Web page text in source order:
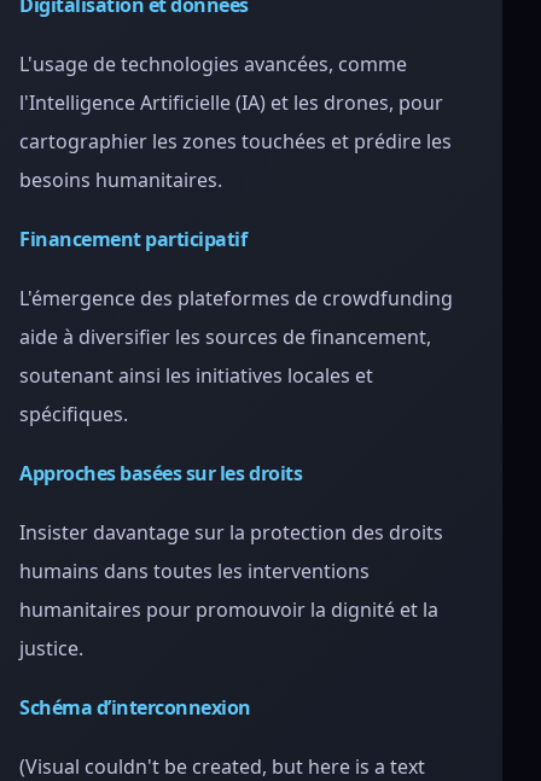
L'usage de technologies avancées, comme
l'Intelligence Artificielle (IA) et les drones, pour
cartographier les zones touchées et prédire les
besoins humanitaires.
Financement participatif
L'émergence des plateformes de crowdfunding
aide à diversifier les sources de financement,
soutenant ainsi les initiatives locales et
spécifiques.
Approches basées sur les droits
Insister davantage sur la protection des droits
humains dans toutes les interventions
humanitaires pour promouvoir la dignité et la
justice.
Schéma d’interconnexion
(Visual couldn't be created, but here is a text